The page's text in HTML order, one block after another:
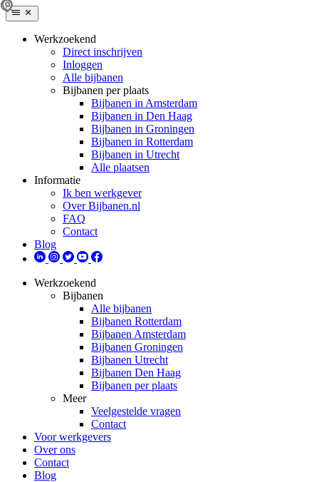
Werkzoekend
Direct inschrijven
Inloggen
Alle bijbanen
Bijbanen per plaats
Bijbanen in Amsterdam
Bijbanen in Den Haag
Bijbanen in Groningen
Bijbanen in Rotterdam
Bijbanen in Utrecht
Alle plaatsen
Informatie
Ik ben werkgever
Over Bijbanen.nl
FAQ
Contact
Blog
Werkzoekend
Bijbanen
Alle bijbanen
Bijbanen Rotterdam
Bijbanen Amsterdam
Bijbanen Groningen
Bijbanen Utrecht
Bijbanen Den Haag
Bijbanen per plaats
Meer
Veelgestelde vragen
Contact
Voor werkgevers
Over ons
Contact
Blog